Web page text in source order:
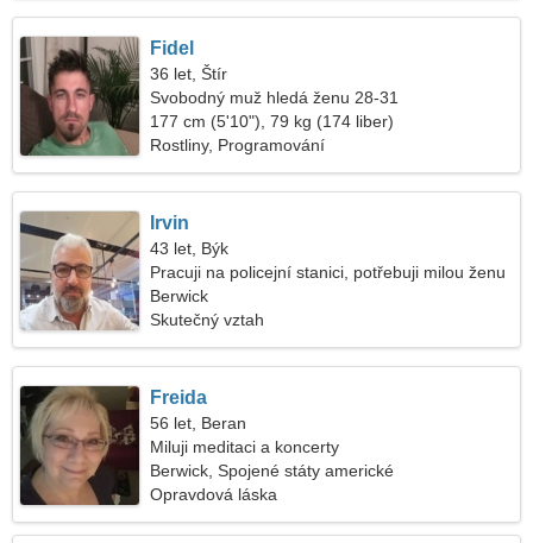
Fidel
36 let, Štír
Svobodný muž hledá ženu 28-31
177 cm (5'10"), 79 kg (174 liber)
Rostliny, Programování
Irvin
43 let, Býk
Pracuji na policejní stanici, potřebuji milou ženu
Berwick
Skutečný vztah
Freida
56 let, Beran
Miluji meditaci a koncerty
Berwick, Spojené státy americké
Opravdová láska